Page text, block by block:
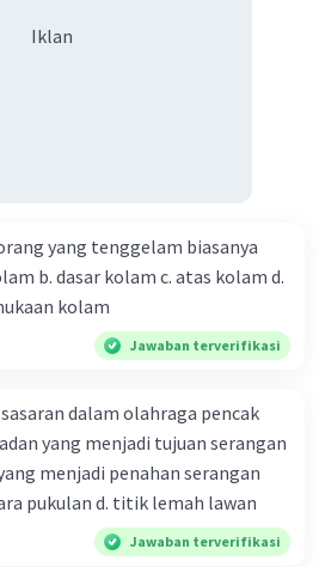
Iklan
yang tenggelam biasanya
b. dasar kolam c. atas kolam d.
kolam
Jawaban terverifikasi
dalam olahraga pencak
yang menjadi tujuan serangan
menjadi penahan serangan
pukulan d. titik lemah lawan
Jawaban terverifikasi